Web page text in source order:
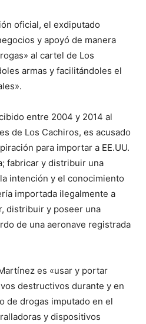
oficial, el exdiputado
y apoyó de manera
al cartel de Los
armas y facilitándoles el
entre 2004 y 2014 al
de Los Cachiros, es acusado
para importar a EE.UU.
fabricar y distribuir una
intención y el conocimiento
importada ilegalmente a
distribuir y poseer una
de una aeronave registrada
es «usar y portar
destructivos durante y en
de drogas imputado en el
y dispositivos